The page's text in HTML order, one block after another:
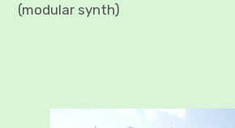
(modular synth)